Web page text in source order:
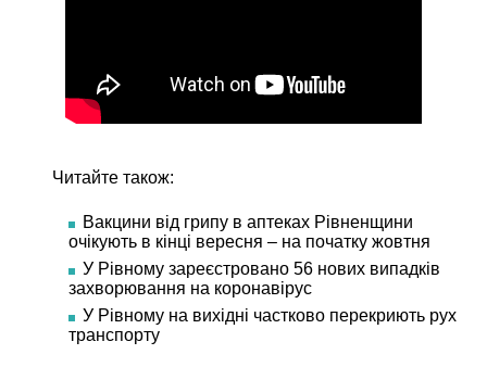
Читайте також:
Вакцини від грипу в аптеках Рівненщини
очікують в кінці вересня – на початку жовтня
У Рівному зареєстровано 56 нових випадків
захворювання на коронавірус
У Рівному на вихідні частково перекриють рух
транспорту